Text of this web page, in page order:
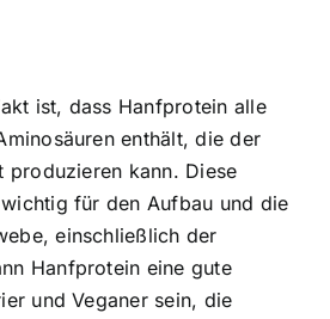
ist, dass Hanfprotein alle
enthält, die der
produzieren kann. Diese
für den Aufbau und die
einschließlich der
Hanfprotein eine gute
und Veganer sein, die